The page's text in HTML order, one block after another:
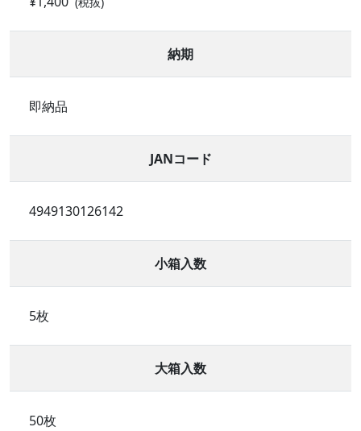
納期
即納品
JANコード
4949130126142
小箱入数
5枚
大箱入数
50枚